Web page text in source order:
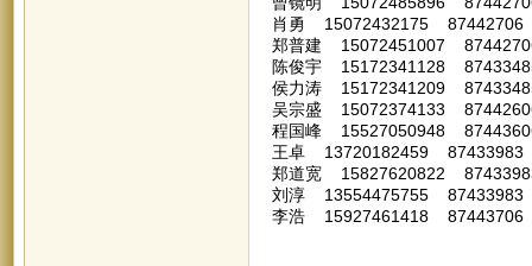
肖勇 15072432175
郑普建 15072451007
陈俊宇 15172341128
侯力涛 15172341209
吴宗盛 15072374133
程国峰 15527050948
王卓 13720182459
郑道宽 15827620822
刘淳 13554475755
李浩 15927461418